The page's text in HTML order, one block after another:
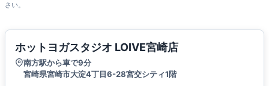
さい。
ホットヨガスタジオ LOIVE宮崎店
南方駅から車で9分
宮崎県宮崎市大淀4丁目6-28宮交シティ1階